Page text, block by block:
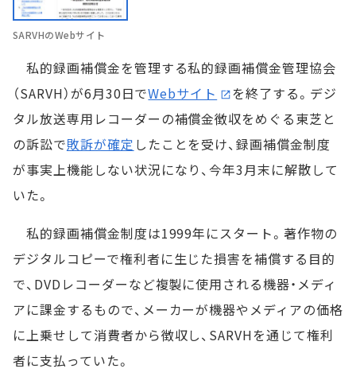
SARVHのWebサイト
私的録画補償金を管理する私的録画補償金管理協会
（SARVH）が6月30日でWebサイト
を終了する。デジ
タル放送専用レコーダーの補償金徴収をめぐる東芝と
の訴訟で敗訴が確定 したことを受け、録画補償金制度
が事実上機能しない状況になり、今年3月末に解散して
いた。
私的録画補償金制度は1999年にスタート。著作物の
デジタルコピーで権利者に生じた損害を補償する目的
で、DVDレコーダーなど複製に使用される機器・メディ
アに課金するもので、メーカーが機器やメディアの価格
に上乗せして消費者から徴収し、SARVHを通じて権利
者に支払っていた。